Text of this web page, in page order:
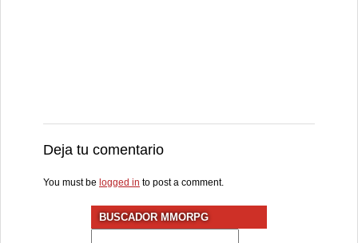
Deja tu comentario
You must be logged in to post a comment.
BUSCADOR MMORPG